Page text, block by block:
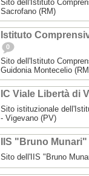
Sito dell'Istituto
Sacrofano (RM)
Istituto
0
Sito dell'Istituto
Guidonia Montecelio
IC Viale Libertà di
Sito istituzionale
- Vigevano (PV)
IIS "Bruno
Sito dell'IIS "Bruno